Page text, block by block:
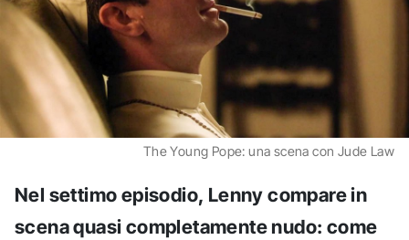
The Young Pope: una scena con Jude Law
Nel settimo episodio, Lenny compare in
scena quasi completamente nudo: come